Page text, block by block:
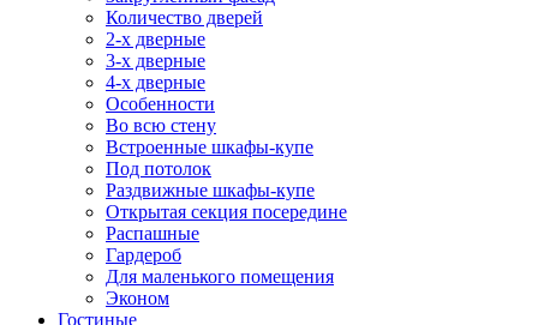
Количество дверей
2-х дверные
3-х дверные
4-х дверные
Особенности
Во всю стену
Встроенные шкафы-купе
Под потолок
Раздвижные шкафы-купе
Открытая секция посередине
Распашные
Гардероб
Для маленького помещения
Эконом
Гостиные